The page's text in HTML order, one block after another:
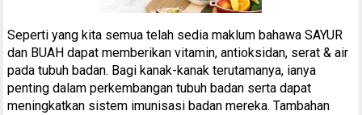
Seperti yang kita semua telah sedia maklum bahawa SAYUR
dan BUAH dapat memberikan vitamin, antioksidan, serat & air
pada tubuh badan. Bagi kanak-kanak terutamanya, ianya
penting dalam perkembangan tubuh badan serta dapat
meningkatkan sistem imunisasi badan mereka. Tambahan